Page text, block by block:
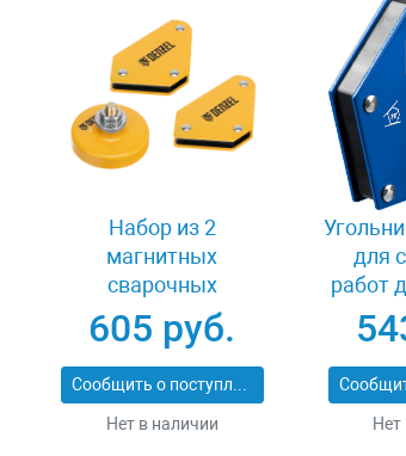
Набор из 2
магнитных
сварочных
фиксаторов и
магнитной клеммы
"масса" Denzel 97557
605 руб.
Сообщить о поступлении
Нет в наличии
для
работ
УМ-6
Нет